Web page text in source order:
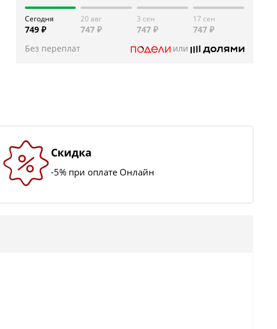
Сегодня
749 ₽
20 авг
747 ₽
3 сен
747 ₽
17 сен
747 ₽
Без переплат
или
Скидка
-5% при оплате Онлайн